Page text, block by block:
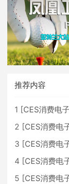
推荐内容
1 [CES消费电
2 [CES消费电
3 [CES消费电
4 [CES消费电
5 [CES消费电